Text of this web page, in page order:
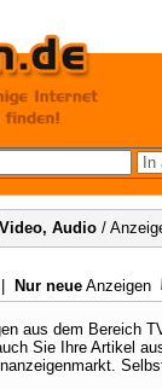
Audio /
Nur neue Anzeigen
aus dem Bereich
Sie Ihre Artikel